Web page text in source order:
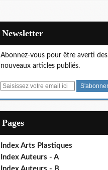
Newsletter
Abonnez-vous pour être averti des
nouveaux articles publiés.
E
Pages
Index Arts Plastiques
Index Auteurs - A